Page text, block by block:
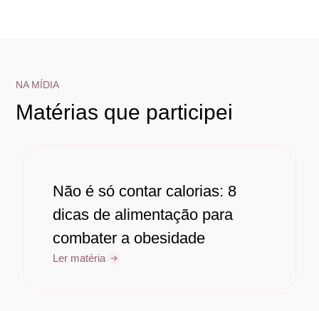
NA MÍDIA
Matérias que participei
Não é só contar calorias: 8
dicas de alimentação para
combater a obesidade
Ler matéria